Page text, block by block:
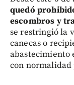
quedó
escombros y
se restringió la
canecas o
abastecimiento
con normalidad